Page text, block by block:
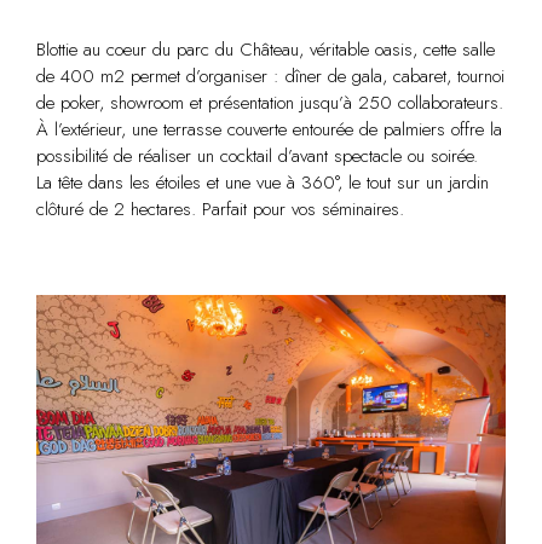
Blottie au coeur du parc du Château, véritable oasis, cette salle
de 400 m2 permet d’organiser : dîner de gala, cabaret, tournoi
de poker, showroom et présentation jusqu’à 250 collaborateurs.
À l’extérieur, une terrasse couverte entourée de palmiers offre la
possibilité de réaliser un cocktail d’avant spectacle ou soirée.
La tête dans les étoiles et une vue à 360°, le tout sur un jardin
clôturé de 2 hectares. Parfait pour vos séminaires.